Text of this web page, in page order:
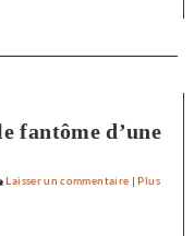
fantôme d’une
Laisser un commentaire onPlus